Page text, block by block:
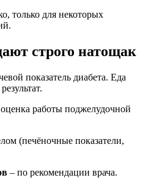
только для некоторых
строго натощак
показатель диабета. Еда
работы поджелудочной
(печёночные показатели,
– по рекомендации врача.